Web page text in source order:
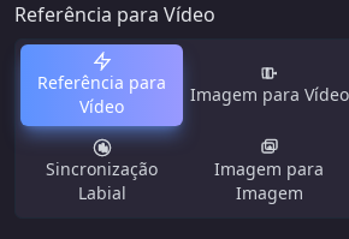
Referência para Vídeo
Referência para
Vídeo
Imagem para Vídeo
Sincronização
Labial
Imagem para
Imagem